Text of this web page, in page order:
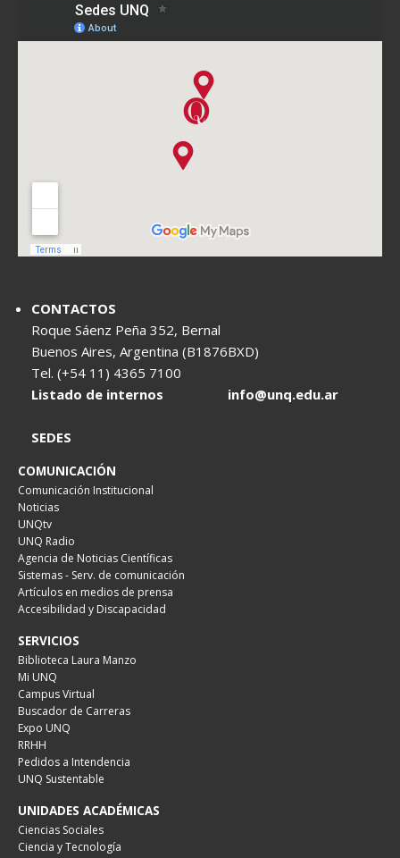
CONTACTOS
Roque Sáenz Peña 352, Bernal
Buenos Aires, Argentina (B1876BXD)
Tel. (+54 11) 4365 7100
Listado de internos
info@unq.edu.ar
SEDES
COMUNICACIÓN
Comunicación Institucional
Noticias
UNQtv
UNQ Radio
Agencia de Noticias Científicas
Sistemas - Serv. de comunicación
Artículos en medios de prensa
Accesibilidad y Discapacidad
SERVICIOS
Biblioteca Laura Manzo
Mi UNQ
Campus Virtual
Buscador de Carreras
Expo UNQ
RRHH
Pedidos a Intendencia
UNQ Sustentable
UNIDADES ACADÉMICAS
Ciencias Sociales
Ciencia y Tecnología